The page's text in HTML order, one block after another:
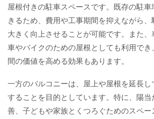
屋根付きの駐車スペースです。既存の駐
きるため、費用や工事期間を抑えながら
大きく向上させることが可能です。また
車やバイクのための屋根としても利用で
間の価値を高める効果もあります。
一方のバルコニーは、屋上や屋根を延長
することを目的としています。特に、陽
善、子どもや家族とくつろぐためのスペー